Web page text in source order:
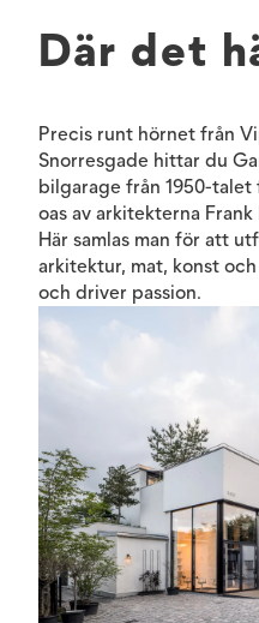
Där det
Precis runt hörnet från
Snorresgade hittar du
bilgarage från 1950-
oas av arkitekterna
Här samlas man för att
arkitektur, mat, konst
och driver passion.